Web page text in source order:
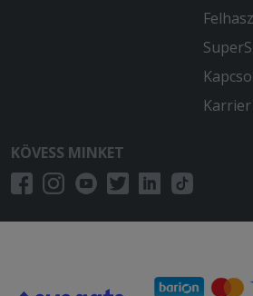
Karrier
KÖVESS MINKET